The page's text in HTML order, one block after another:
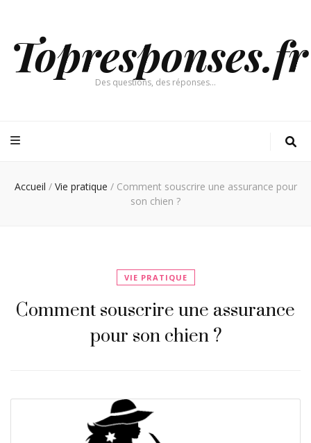
Topresponses.fr
Des questions, des réponses…
Accueil / Vie pratique / Comment souscrire une assurance pour
son chien ?
VIE PRATIQUE
Comment souscrire une assurance
pour son chien ?